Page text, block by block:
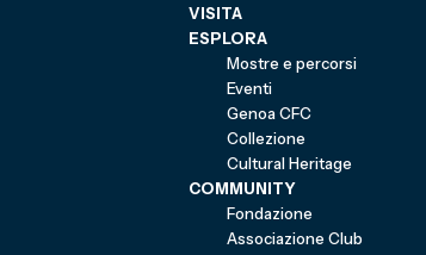
VISITA
ESPLORA
Mostre e percorsi
Eventi
Genoa CFC
Collezione
Cultural Heritage
COMMUNITY
Fondazione
Associazione Club